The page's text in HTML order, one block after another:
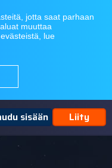
sisään Liity